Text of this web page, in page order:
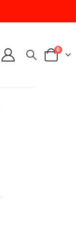
0